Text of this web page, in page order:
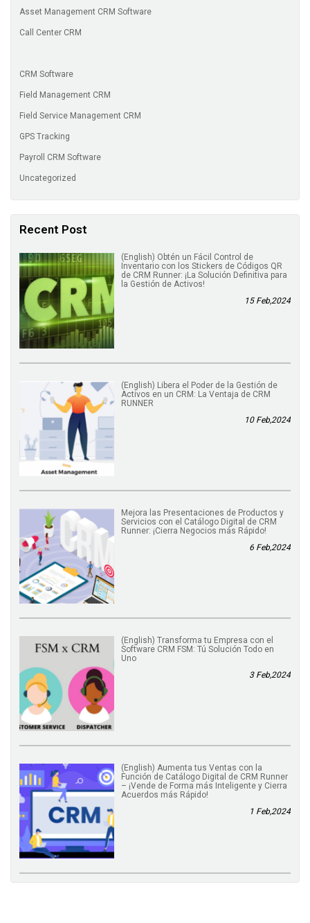
Asset Management CRM Software
Call Center CRM
CRM Software
Field Management CRM
Field Service Management CRM
GPS Tracking
Payroll CRM Software
Uncategorized
Recent Post
(English) Obtén un Fácil Control de
Inventario con los Stickers de Códigos QR
de CRM Runner: ¡La Solución Definitiva para
la Gestión de Activos!
15 Feb,2024
(English) Libera el Poder de la Gestión de
Activos en un CRM: La Ventaja de CRM
RUNNER
10 Feb,2024
Mejora las Presentaciones de Productos y
Servicios con el Catálogo Digital de CRM
Runner: ¡Cierra Negocios más Rápido!
6 Feb,2024
(English) Transforma tu Empresa con el
Software CRM FSM: Tú Solución Todo en
Uno
3 Feb,2024
(English) Aumenta tus Ventas con la
Función de Catálogo Digital de CRM Runner
– ¡Vende de Forma más Inteligente y Cierra
Acuerdos más Rápido!
1 Feb,2024